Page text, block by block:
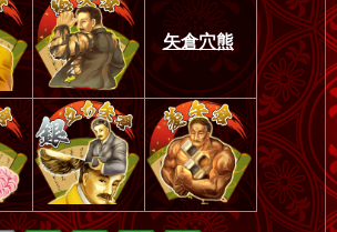
矢倉穴熊